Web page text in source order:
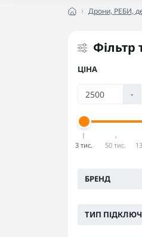
Дрони, РЕБИ,
Фільтр
ЦІНА
-
3 тис. 50 тис.
БРЕНД
ТИП